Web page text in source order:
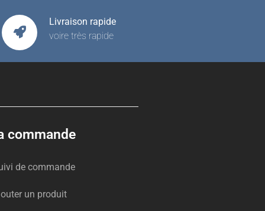
Livraison rapide
voire très rapide
commande
de commande
un produit